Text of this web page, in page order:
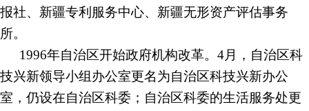
报社、新疆专利服务中心、新疆无形资产评估事务
所。
1996年自治区开始政府机构改革。4月，自治区科
技兴新领导小组办公室更名为自治区科技兴新办公
室，仍设在自治区科委；自治区科委的生活服务处更